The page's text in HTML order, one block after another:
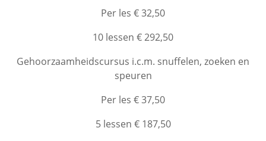
Per les € 32,50
10 lessen € 292,50
Gehoorzaamheidscursus i.c.m. snuffelen, zoeken en
speuren
Per les € 37,50
5 lessen € 187,50